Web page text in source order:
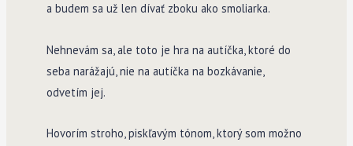
a budem sa už len dívať zboku ako smoliarka.
Nehnevám sa, ale toto je hra na autíčka, ktoré do
seba narážajú, nie na autíčka na bozkávanie,
odvetím jej.
Hovorím stroho, piskľavým tónom, ktorý som možno